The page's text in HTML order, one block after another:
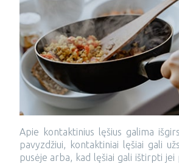
Apie kontaktinius lęšius galima
pavyzdžiui, kontaktiniai lęšiai gali
pusėje arba, kad lęšiai gali ištirpti jei